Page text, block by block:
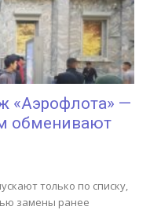
«Аэрофлота» —
обменивают
только по списку,
замены ранее